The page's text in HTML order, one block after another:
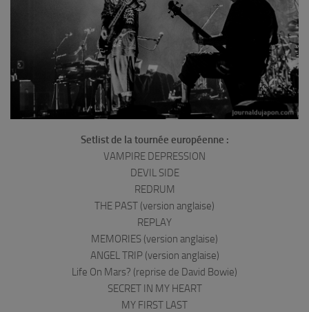
Setlist de la tournée européenne :
VAMPIRE DEPRESSION
DEVIL SIDE
REDRUM
THE PAST (version anglaise)
REPLAY
MEMORIES (version anglaise)
ANGEL TRIP (version anglaise)
Life On Mars? (reprise de David Bowie)
SECRET IN MY HEART
MY FIRST LAST